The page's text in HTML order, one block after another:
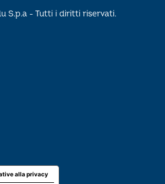
S.p.a - Tutti i diritti riservati.
alla privacy